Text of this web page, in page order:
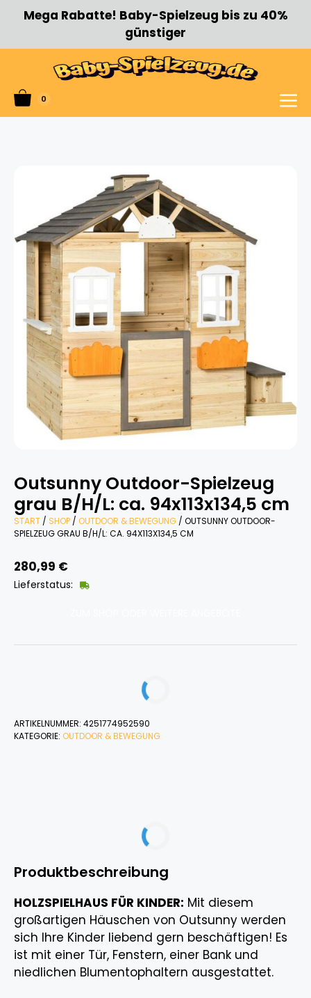
Zum
Inhalt
Mega Rabatte! Baby-Spielzeug bis zu 40%
günstiger
0
Menü
Outsunny Outdoor-Spielzeug
grau B/H/L: ca. 94x113x134,5 cm
START / SHOP / OUTDOOR & BEWEGUNG / OUTSUNNY OUTDOOR-
SPIELZEUG GRAU B/H/L: CA. 94X113X134,5 CM
280,99 €
Lieferstatus:
ARTIKELNUMMER: 4251774952590
KATEGORIE: OUTDOOR & BEWEGUNG
Produktbeschreibung
HOLZSPIELHAUS FÜR KINDER: Mit diesem
großartigen Häuschen von Outsunny werden
sich Ihre Kinder liebend gern beschäftigen! Es
ist mit einer Tür, Fenstern, einer Bank und
niedlichen Blumentophaltern ausgestattet.